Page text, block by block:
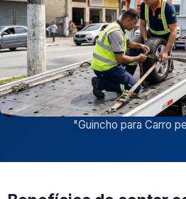
"Guincho para Carro